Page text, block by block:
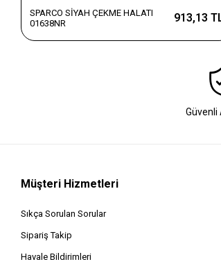
SPARCO SİYAH ÇEKME HALATI
01638NR
913,13
Güvenli
Müşteri Hizmetleri
Sıkça Sorulan Sorular
Sipariş Takip
Havale Bildirimleri